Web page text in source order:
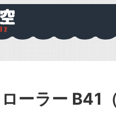
ーラー B41